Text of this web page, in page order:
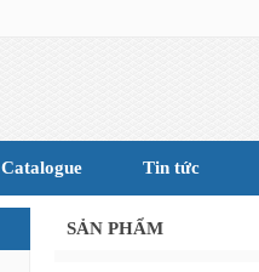
Catalogue Tin tức
SẢN PHẨM